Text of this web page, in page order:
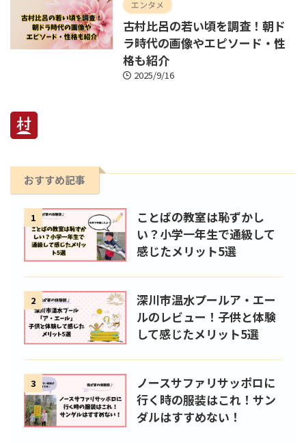
エンタメ
古村比呂の若い頃を調査！朝ド
ラ時代の画像やエピソード・性
格も紹介
2025/9/16
おすすめ記事
1
ことばの教室は恥ずかし
い？小学一年生で通級して
感じたメリット5選
2
深川市温水プールア・エー
ルのレビュー！子供と体験
して感じたメリット5選
3
ノースサファリサッポロに
行く時の服装はこれ！サン
ダルはすすめない！